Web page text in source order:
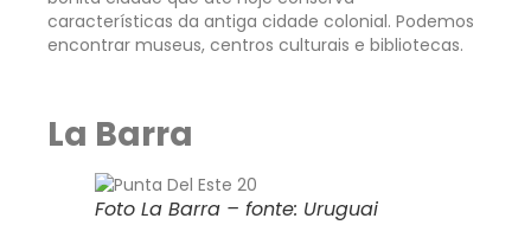
características da antiga cidade colonial. Podemos
encontrar museus, centros culturais e bibliotecas.
La Barra
Foto La Barra – fonte: Uruguai